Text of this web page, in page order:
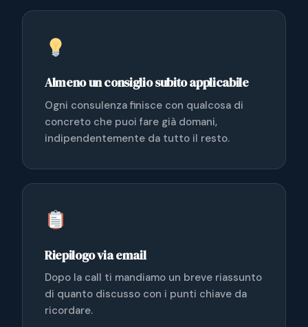
Almeno un consiglio subito applicabile
Ogni consulenza finisce con qualcosa di
concreto che puoi fare già domani,
indipendentemente da tutto il resto.
Riepilogo via email
Dopo la call ti mandiamo un breve riassunto
di quanto discusso con i punti chiave da
ricordare.